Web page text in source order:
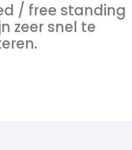
/ free standing
zeer snel te